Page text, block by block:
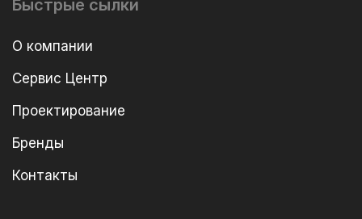
Быстрые сылки
О компании
Сервис Центр
Проектирование
Бренды
Контакты